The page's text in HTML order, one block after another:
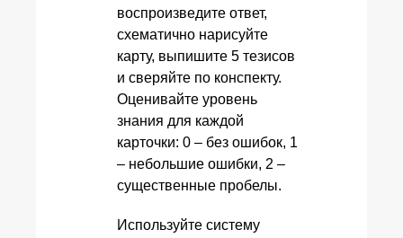
воспроизведите ответ,
схематично нарисуйте
карту, выпишите 5 тезисов
и сверяйте по конспекту.
Оценивайте уровень
знания для каждой
карточки: 0 – без ошибок, 1
– небольшие ошибки, 2 –
существенные пробелы.
Используйте систему